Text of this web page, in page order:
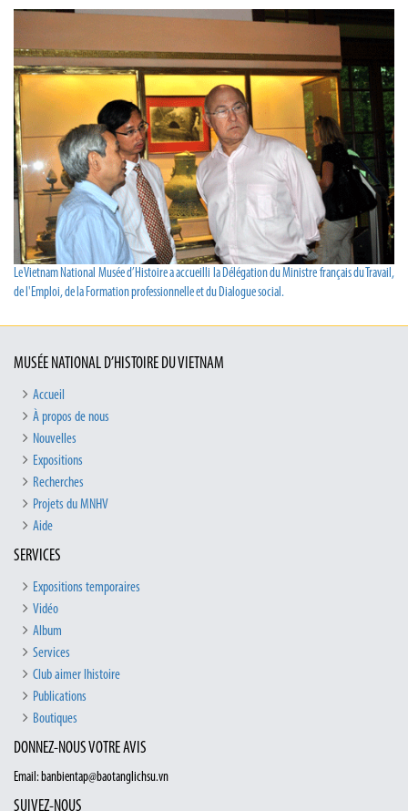
Le Vietnam National Musée d’Histoire a accueilli la Délégation du Ministre français du Travail,
de l'Emploi, de la Formation professionnelle et du Dialogue social.
MUSÉE NATIONAL D’HISTOIRE DU VIETNAM
Accueil
À propos de nous
Nouvelles
Expositions
Recherches
Projets du MNHV
Aide
SERVICES
Expositions temporaires
Vidéo
Album
Services
Club aimer lhistoire
Publications
Boutiques
DONNEZ-NOUS VOTRE AVIS
Email: banbientap@baotanglichsu.vn
SUIVEZ-NOUS